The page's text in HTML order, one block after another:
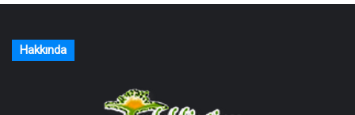
Hakkında